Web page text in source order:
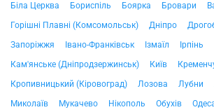
Біла Церква Бориспіль Боярка Бровари
Горішні Плавні (Комсомольськ)
Дніпро
Запоріжжя
Івано-Франківськ Ізмаїл
Ірпінь
Кам'янське (Дніпродзержинськ)
Київ
Кропивницький (Кіровоград)
Лозова Лубни
Миколаїв
Мукачево Нікополь Обухів